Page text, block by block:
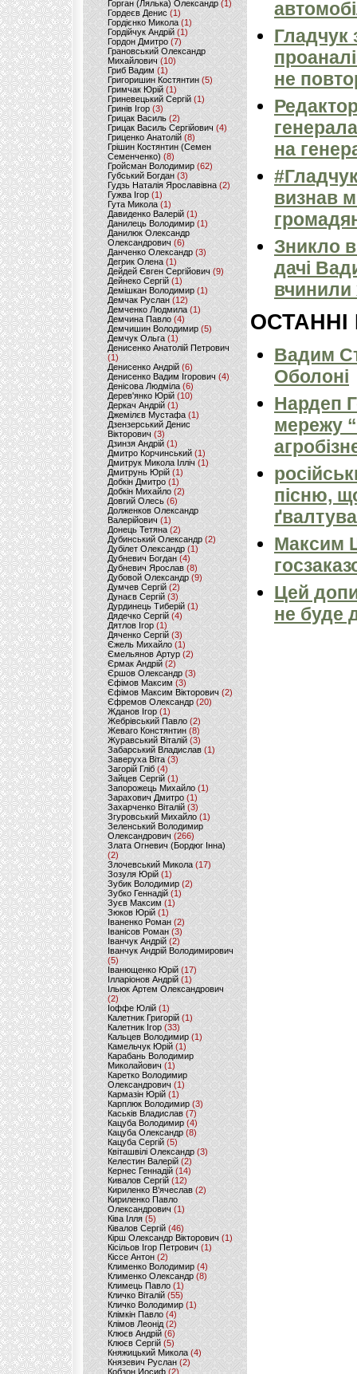
Горган (Лялька) Олександр(1)
Гордеєв Денис (1)
Гордієнко Микола (1)
Гордійчук Андрій (1)
Гордон Дмитро (7)
Грановський Олександр
Михайлович (10)
Гриб Вадим (1)
Григоришин Костянтин (5)
Гримчак Юрій(1)
Гриневецький Сергій(1)
Гринів Ігор (3)
Грицак Василь (2)
Грицак Василь Сергійович (4)
Гриценко Анатолій (8)
Грішин Костянтин (Семен
Семенченко)(8)
Гройсман Володимир(62)
Губський Богдан (3)
Гудзь Наталія Ярославівна(2)
Гужва Ігор (1)
Гута Микола (1)
Давиденко Валерій (1)
Данилець Володимир(1)
Данилюк Олександр
Олександрович (6)
Данченко Олександр (3)
Дегрик Олена(1)
Дейдей Євген Сергійович(9)
Дейнеко Сергій (1)
Демішкан Володимир(1)
Демчак Руслан (12)
Демченко Людмила (1)
Демчина Павло (4)
Демчишин Володимир (5)
Демчук Ольга(1)
Денисенко Анатолій Петрович
(1)
Денисенко Андрій (6)
Денисенко Вадим Ігорович (4)
Денісова Людміла(6)
Дерев'янко Юрій(10)
Деркач Андрій(1)
Джемілєв Мустафа (1)
Дзензерський Денис
Вікторович (3)
Дзинзя Андрій (1)
Дмитро Корчинський (1)
Дмитрук Микола Ілліч (1)
Дмитрунь Юрій (1)
Добкін Дмитро(1)
Добкін Михайло (2)
Довгий Олесь (6)
Долженков Олександр
Валерійович (1)
Донець Тетяна (2)
Дубинський Олександр(2)
Дубілет Олександр (1)
Дубневич Богдан (4)
Дубневич Ярослав (8)
Дубовой Олександр(9)
Думчев Сергій (2)
Дунаєв Сергій(3)
Дурдинець Тиберій (1)
Дядечко Сергій (4)
Дятлов Ігор (1)
Дяченко Сергій (3)
Єжель Михайло (1)
Ємельянов Артур (2)
Єрмак Андрій (2)
Єршов Олександр (3)
Єфімов Максим (3)
Єфімов Максим Вікторович (2)
Єфремов Олександр (20)
Жданов Ігор (1)
Жебрівський Павло (2)
Жеваго Констянтин (8)
Журавський Віталій (3)
Забарський Владислав (1)
Заверуха Віта (3)
Загорій Гліб (4)
Зайцев Сергій(1)
Запорожець Михайло (1)
Зарахович Дмитро (1)
Захарченко Віталій (3)
Згуровський Михайло (1)
Зеленський Володимир
Олександрович (266)
Злата Огневич (Бордюг Інна)
(2)
Злочевський Микола(17)
Зозуля Юрій (1)
Зубик Володимир (2)
Зубко Геннадій (1)
Зуєв Максим(1)
Зюков Юрій (1)
Іваненко Роман (2)
Іванісов Роман (3)
Іванчук Андрій(2)
Іванчук Андрій Володимирович
(5)
Іванющенко Юрій (17)
Ілларіонов Андрій (1)
Ільюк Артем Олександрович
(2)
Іоффе Юлій (1)
Калетник Григорій(1)
Калетник Ігор (33)
Кальцев Володимир(1)
Камельчук Юрій (1)
Карабань Володимир
Миколайович (1)
Каретко Володимир
Олександрович (1)
Кармазін Юрій(1)
Карплюк Володимир(3)
Каськів Владислав (7)
Кацуба Володимир (4)
Кацуба Олександр (8)
Кацуба Сергій (5)
Квіташвілі Олександр(3)
Келестин Валерій(2)
Кернес Геннадій (14)
Кивалов Сергій (12)
Кириленко В’ячеслав (2)
Кириленко Павло
Олександрович (1)
Ківа Ілля (5)
Ківалов Сергій(46)
Кірш Олександр Вікторович (1)
Кісільов Ігор Петрович (1)
Кіссе Антон (2)
Клименко Володимир(4)
Клименко Олександр (8)
Климець Павло (1)
Кличко Віталій(55)
Кличко Володимир (1)
Клімкін Павло (4)
Клімов Леонід(2)
Клюєв Андрій(6)
Клюєв Сергій (5)
Княжицький Микола(4)
Князевич Руслан (2)
Кобзон Иосиф(2)
Гладчук
не
на
визнав
Зникло
дачі
вчинили
ОСТАННІ
Вадим
Оболоні
Нардеп
мережу
пісню,
Максим
Цей
не буде